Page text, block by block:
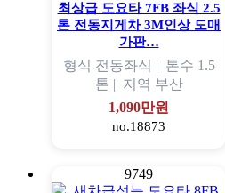
최상급 도요타 7FB 좌식 2.5
톤 전동지게차 3M인상 도매
가판…
형식 전동좌식 | 톤수 1.5
톤 | 지역 부산
1,090만원
no.18873
9749